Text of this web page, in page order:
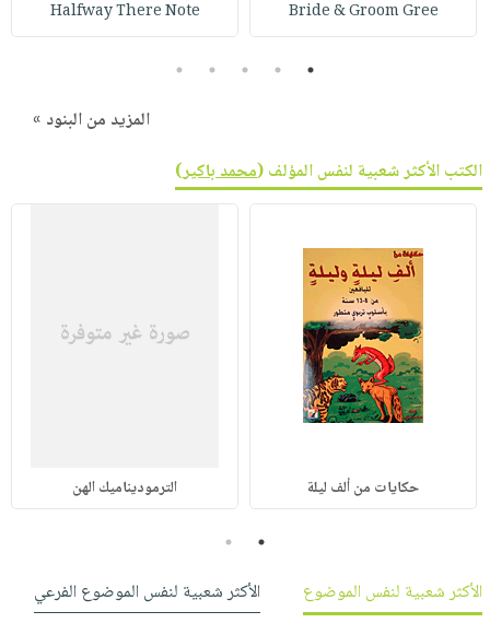
Bride & Groom Gree
Halfway There Note
1
2
3
4
5
المزيد من البنود »
الكتب الأكثر شعبية لنفس المؤلف (محمد باكير)
حكايات من ألف ليلة الترموديناميك الهن
1
2
الأكثر شعبية لنفس الموضوع
الأكثر شعبية لنفس الموضوع الفرعي